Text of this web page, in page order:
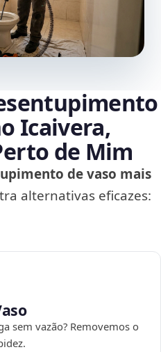
Icaivera,
de Mim
de vaso mais
alternativas eficazes:
sem vazão? Removemos o